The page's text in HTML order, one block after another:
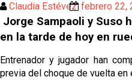
Emery quiere pescar en
tiene nuevo portero y el
últimas novedades del
Vargas y Sow se
Claudia Estévez febrero 22,
Jorge Sampaoli y Suso
en la tarde de hoy en
Entrenador y jugador han
previa del choque de vuelta en